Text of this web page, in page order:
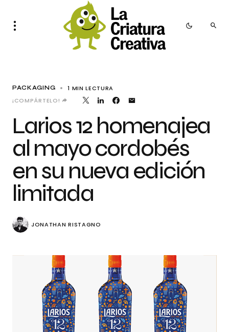
PACKAGING
1 MIN LECTURA
¡COMPÁRTELO!
Larios 12 homenajea
al mayo cordobés
en su nueva edición
limitada
JONATHAN RISTAGNO